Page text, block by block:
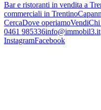
Bar e ristoranti in vendita a
commerciali in Trentino
CercaDove operiamoVendiChi
0461 985336info@immobil3.it
InstagramFacebook